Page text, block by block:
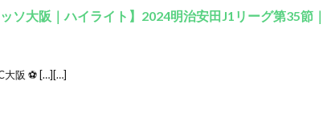
ソ大阪｜ハイライト】2024明治安田J1リーグ第35節｜
大阪 ⚽ […][…]